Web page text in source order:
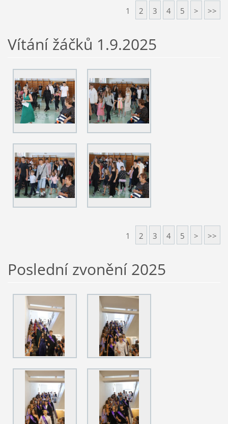
1 2 3 4 5 > >>
Vítání žáčků 1.9.2025
1 2 3 4 5 > >>
Poslední zvonění 2025